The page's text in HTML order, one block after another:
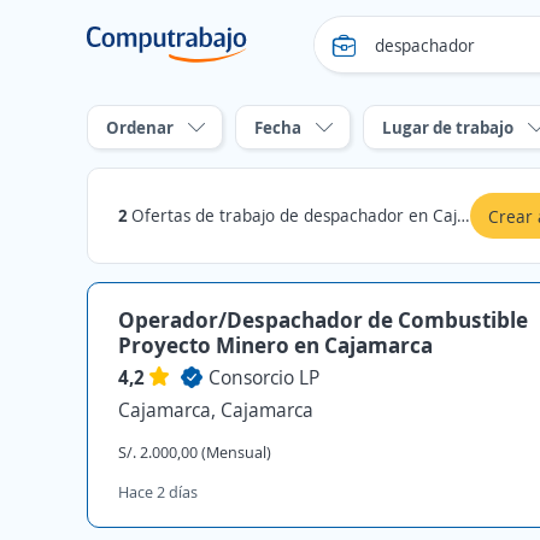
Ordenar Fecha Lugar de trabajo
2Ofertas de trabajo de despachador en Cajamarca Crear
Operador/Despachador de Combustible
Proyecto Minero en Cajamarca
4,2
Consorcio LP
Cajamarca, Cajamarca
S/. 2.000,00 (Mensual)
Hace 2 días